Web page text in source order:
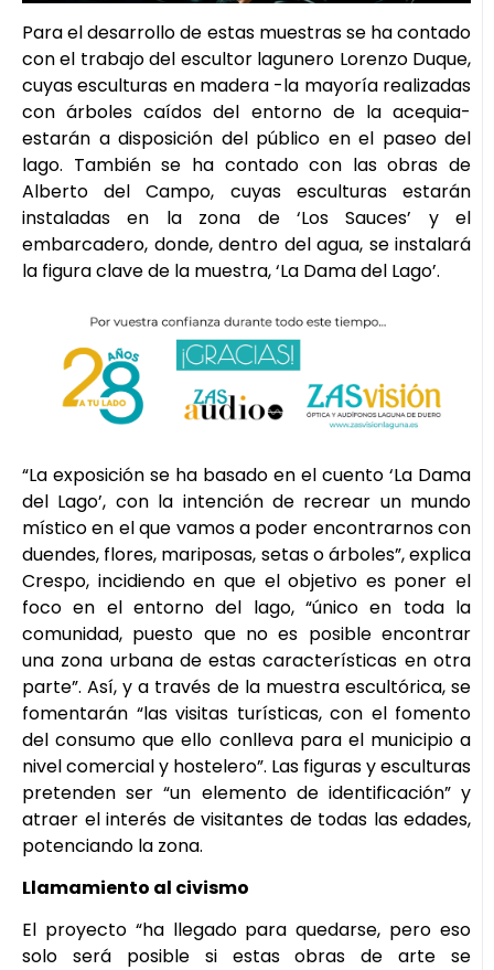
Para el desarrollo de estas muestras se ha contado
con el trabajo del escultor lagunero Lorenzo Duque,
cuyas esculturas en madera -la mayoría realizadas
con árboles caídos del entorno de la acequia-
estarán a disposición del público en el paseo del
lago. También se ha contado con las obras de
Alberto del Campo, cuyas esculturas estarán
instaladas en la zona de ‘Los Sauces’ y el
embarcadero, donde, dentro del agua, se instalará
la figura clave de la muestra, ‘La Dama del Lago’.
“La exposición se ha basado en el cuento ‘La Dama
del Lago’, con la intención de recrear un mundo
místico en el que vamos a poder encontrarnos con
duendes, flores, mariposas, setas o árboles”, explica
Crespo, incidiendo en que el objetivo es poner el
foco en el entorno del lago, “único en toda la
comunidad, puesto que no es posible encontrar
una zona urbana de estas características en otra
parte”. Así, y a través de la muestra escultórica, se
fomentarán “las visitas turísticas, con el fomento
del consumo que ello conlleva para el municipio a
nivel comercial y hostelero”. Las figuras y esculturas
pretenden ser “un elemento de identificación” y
atraer el interés de visitantes de todas las edades,
potenciando la zona.
Llamamiento al civismo
El proyecto “ha llegado para quedarse, pero eso
solo será posible si estas obras de arte se